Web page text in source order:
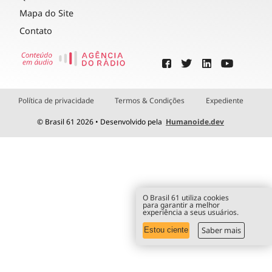
Mapa do Site
Contato
Política de privacidade Termos & Condições Expediente
© Brasil 61 2026 • Desenvolvido pela Humanoide.dev
O Brasil 61 utiliza cookies
para garantir a melhor
experiência a seus usuários.
Estou ciente Saber mais